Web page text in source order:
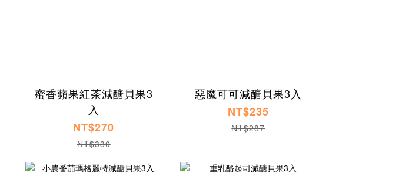
蜜香蘋果紅茶減醣貝果3
入
NT$270
NT$330
惡魔可可減醣貝果3入
NT$235
NT$287